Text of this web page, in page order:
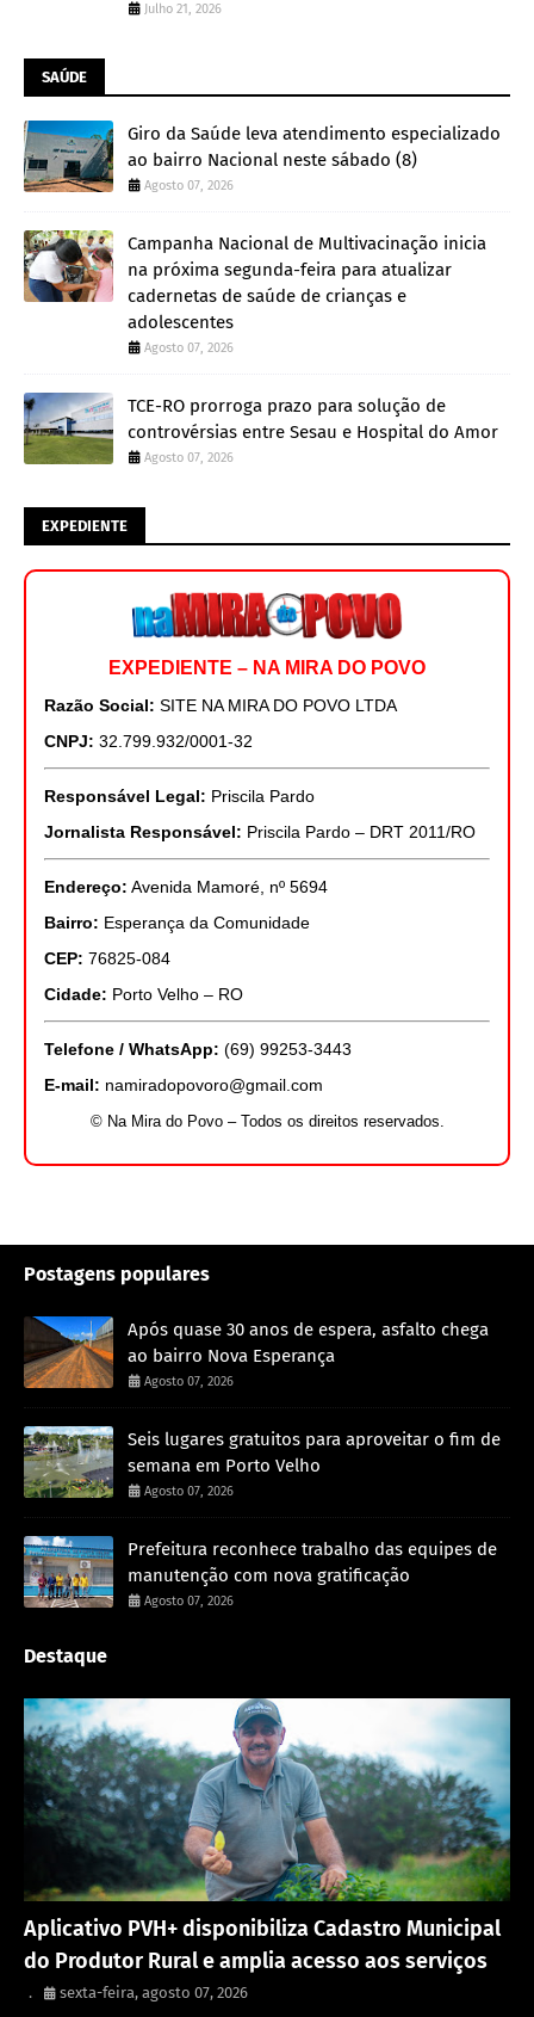
Julho 21, 2026
SAÚDE
Giro da Saúde leva atendimento especializado
ao bairro Nacional neste sábado (8)
Agosto 07, 2026
Campanha Nacional de Multivacinação inicia
na próxima segunda-feira para atualizar
cadernetas de saúde de crianças e
adolescentes
Agosto 07, 2026
TCE-RO prorroga prazo para solução de
controvérsias entre Sesau e Hospital do Amor
Agosto 07, 2026
EXPEDIENTE
EXPEDIENTE – NA MIRA DO POVO
Razão Social: SITE NA MIRA DO POVO LTDA
CNPJ: 32.799.932/0001-32
Responsável Legal: Priscila Pardo
Jornalista Responsável: Priscila Pardo – DRT 2011/RO
Endereço: Avenida Mamoré, nº 5694
Bairro: Esperança da Comunidade
CEP: 76825-084
Cidade: Porto Velho – RO
Telefone / WhatsApp: (69) 99253-3443
E-mail: namiradopovoro@gmail.com
© Na Mira do Povo – Todos os direitos reservados.
Postagens populares
Após quase 30 anos de espera, asfalto chega
ao bairro Nova Esperança
Agosto 07, 2026
Seis lugares gratuitos para aproveitar o fim de
semana em Porto Velho
Agosto 07, 2026
Prefeitura reconhece trabalho das equipes de
manutenção com nova gratificação
Agosto 07, 2026
Destaque
Aplicativo PVH+ disponibiliza Cadastro Municipal
do Produtor Rural e amplia acesso aos serviços
. sexta-feira, agosto 07, 2026